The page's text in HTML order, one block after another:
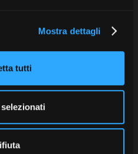
Mostra dettagli
tutti
La fine è azzurra